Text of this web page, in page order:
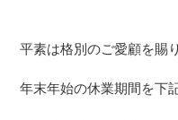
平素は格別のご愛顧を賜
年末年始の休業期間を下